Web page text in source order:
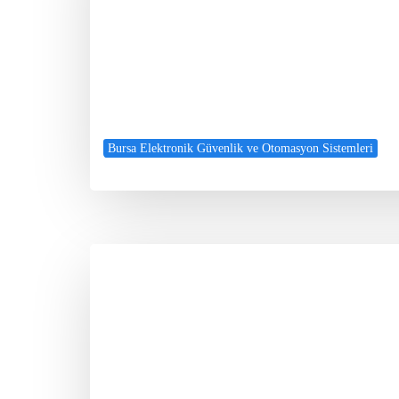
Bursa Elektronik Güvenlik ve Otomasyon Sistemleri